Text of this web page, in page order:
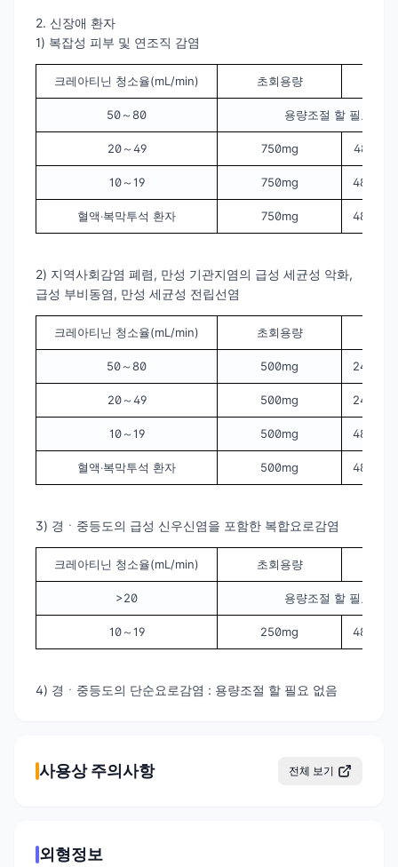
2. 신장애 환자
1) 복잡성 피부 및 연조직 감염
크레아티닌 청소율(mL/min) 초회용량
50～80 용량조절 할 필요 없음
20～49 750mg 48시간
10～19 750mg 48시간
혈액‧복막투석 환자 750mg 48시간
2) 지역사회감염 폐렴, 만성 기관지염의 급성 세균성 악화,
급성 부비동염, 만성 세균성 전립선염
크레아티닌 청소율(mL/min) 초회용량
50～80 500mg 24시간
20～49 500mg 24시간
10～19 500mg 48시간
혈액‧복막투석 환자 500mg 48시간
3) 경ㆍ중등도의 급성 신우신염을 포함한 복합요로감염
크레아티닌 청소율(mL/min) 초회용량
>20 용량조절 할 필요 없음
10～19 250mg 48시간
4) 경ㆍ중등도의 단순요로감염 : 용량조절 할 필요 없음
사용상 주의사항 전체 보기
외형정보